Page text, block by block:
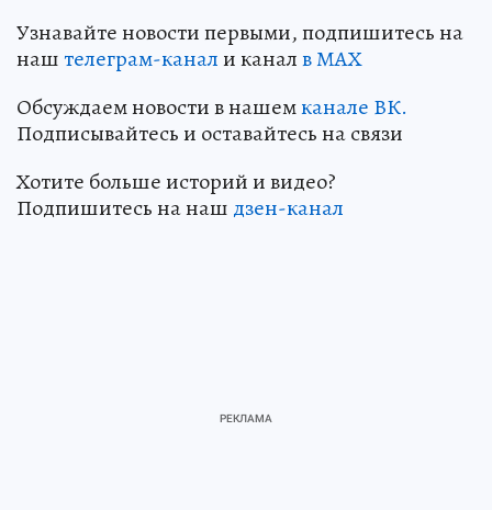
Узнавайте новости первыми, подпишитесь на
наштелеграм-канали каналв МАХ
Обсуждаем новости в нашемканале ВК.
Подписывайтесь и оставайтесь на связи
Хотите больше историй и видео?
Подпишитесь на наш дзен-канал